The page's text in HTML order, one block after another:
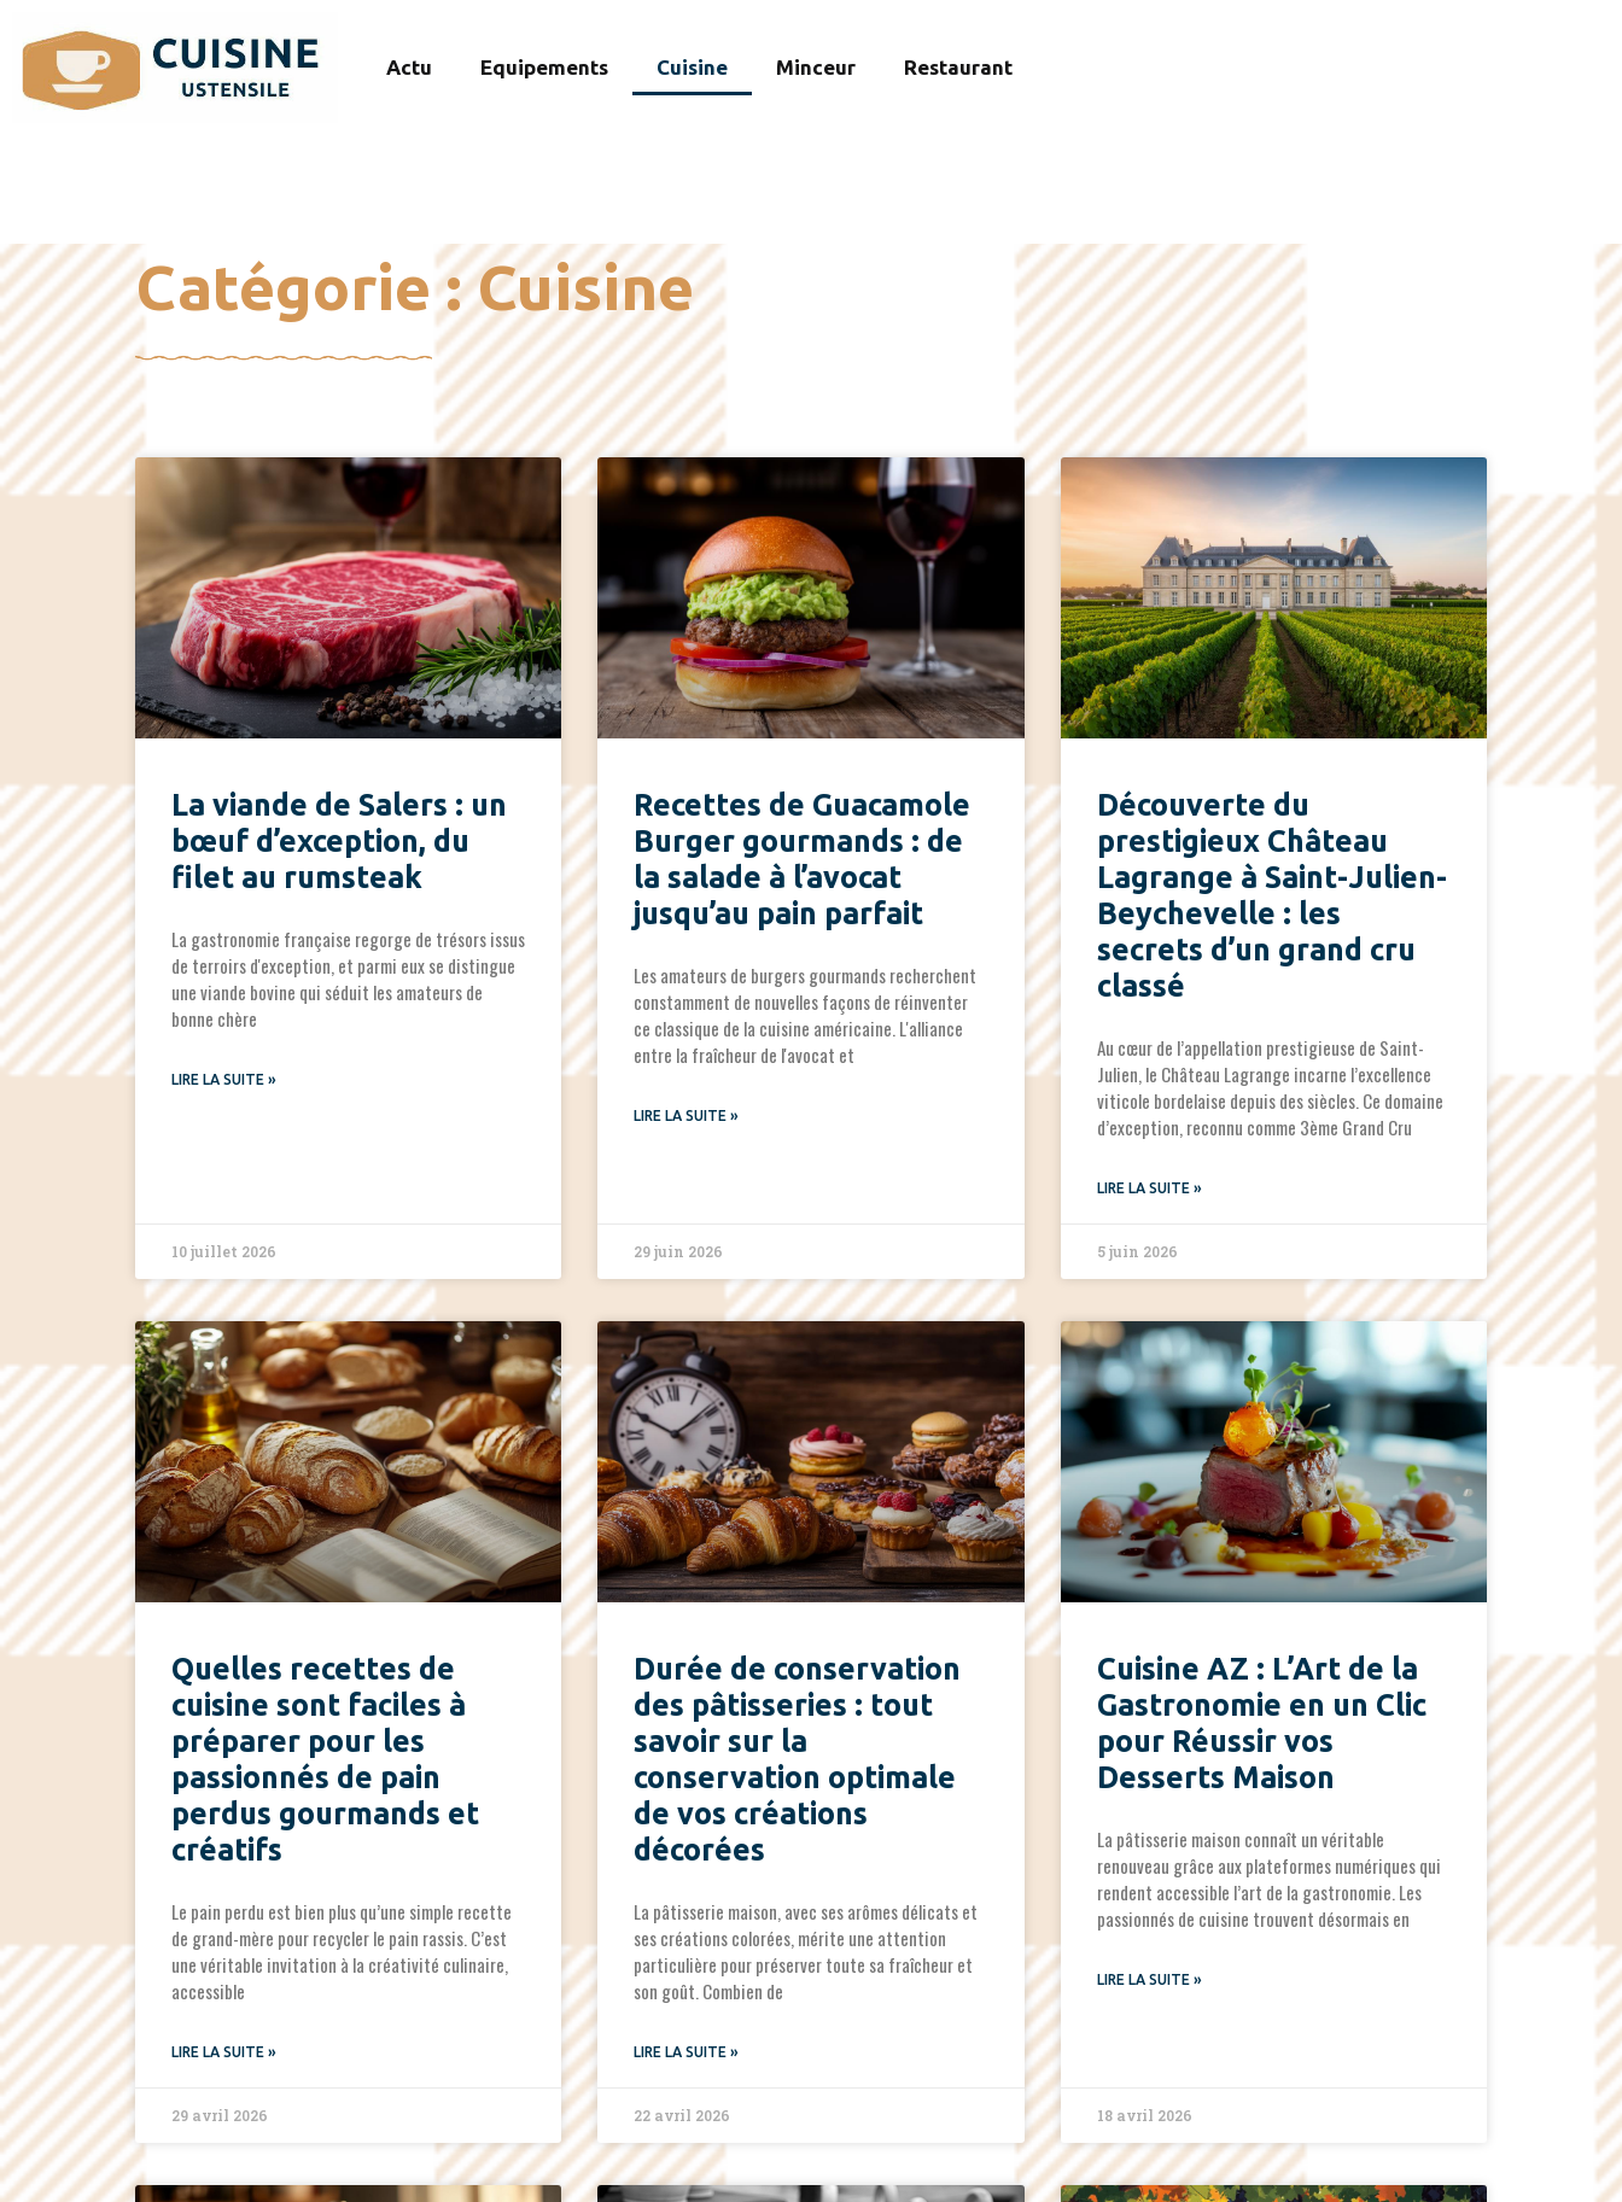
Actu Equipements Cuisine Minceur Restaurant
Catégorie : Cuisine
La viande de Salers : un
bœuf d’exception, du
filet au rumsteak
La gastronomie française regorge de trésors issus
de terroirs d'exception, et parmi eux se distingue
une viande bovine qui séduit les amateurs de
bonne chère
LIRE LA SUITE »
10 juillet 2026
Recettes de Guacamole
Burger gourmands : de
la salade à l’avocat
jusqu’au pain parfait
Les amateurs de burgers gourmands recherchent
constamment de nouvelles façons de réinventer
ce classique de la cuisine américaine. L'alliance
entre la fraîcheur de l'avocat et
LIRE LA SUITE »
29 juin 2026
Découverte du
prestigieux Château
Lagrange à Saint-Julien-
Beychevelle : les
secrets d’un grand cru
classé
Au cœur de l’appellation prestigieuse de Saint-
Julien, le Château Lagrange incarne l’excellence
viticole bordelaise depuis des siècles. Ce domaine
d’exception, reconnu comme 3ème Grand Cru
LIRE LA SUITE »
5 juin 2026
Quelles recettes de
cuisine sont faciles à
préparer pour les
passionnés de pain
perdus gourmands et
créatifs
Le pain perdu est bien plus qu’une simple recette
de grand-mère pour recycler le pain rassis. C’est
une véritable invitation à la créativité culinaire,
accessible
LIRE LA SUITE »
29 avril 2026
Durée de conservation
des pâtisseries : tout
savoir sur la
conservation optimale
de vos créations
décorées
La pâtisserie maison, avec ses arômes délicats et
ses créations colorées, mérite une attention
particulière pour préserver toute sa fraîcheur et
son goût. Combien de
LIRE LA SUITE »
22 avril 2026
Cuisine AZ : L’Art de la
Gastronomie en un Clic
pour Réussir vos
Desserts Maison
La pâtisserie maison connaît un véritable
renouveau grâce aux plateformes numériques qui
rendent accessible l’art de la gastronomie. Les
passionnés de cuisine trouvent désormais en
LIRE LA SUITE »
18 avril 2026